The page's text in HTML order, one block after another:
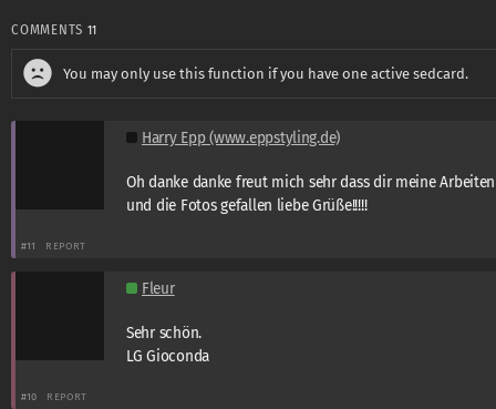
COMMENTS 11
You may only use this function if you have one active sedcard.
Harry Epp (www.eppstyling.de)
Oh danke danke freut mich sehr dass dir meine Arbeiten
und die Fotos gefallen liebe Grüße!!!!!
#11 REPORT
Fleur
Sehr schön.
LG Gioconda
#10 REPORT